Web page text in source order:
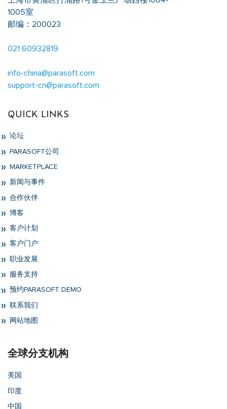
1005室
邮编：200023
021 60932819
info-china@parasoft.com
support-cn@parasoft.com
QUICK LINKS
论坛
PARASOFT公司
MARKETPLACE
新闻与事件
合作伙伴
博客
客户计划
客户门户
职业发展
服务支持
预约PARASOFT DEMO
联系我们
网站地图
全球分支机构
美国
印度
中国